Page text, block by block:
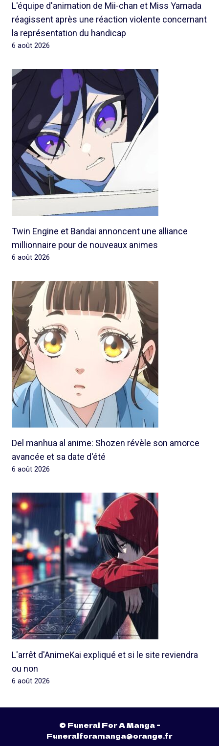
L'équipe d'animation de Mii-chan et Miss Yamada
réagissent après une réaction violente concernant
la représentation du handicap
6 août 2026
Twin Engine et Bandai annoncent une alliance
millionnaire pour de nouveaux animes
6 août 2026
Del manhua al anime: Shozen révèle son amorce
avancée et sa date d'été
6 août 2026
L'arrêt d'AnimeKai expliqué et si le site reviendra
ou non
6 août 2026
© Funeral For A Manga -
Funeralforamanga@orange.fr